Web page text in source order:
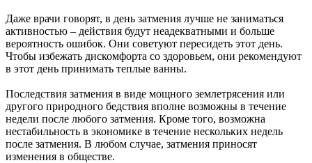
Даже врачи говорят, в день затмения лучше не заниматься
активностью – действия будут неадекватными и больше
вероятность ошибок. Они советуют пересидеть этот день.
Чтобы избежать дискомфорта со здоровьем, они рекомендуют
в этот день принимать теплые ванны.
Последствия затмения в виде мощного землетрясения или
другого природного бедствия вполне возможны в течение
недели после любого затмения. Кроме того, возможна
нестабильность в экономике в течение нескольких недель
после затмения. В любом случае, затмения приносят
изменения в обществе.